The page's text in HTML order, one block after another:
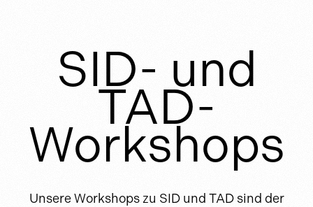
SID- und
TAD-
Workshops
Unsere Workshops zu SID und TAD sind der